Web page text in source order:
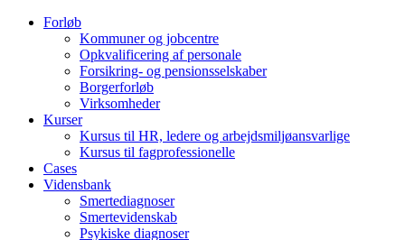
Forløb
Kommuner og jobcentre
Opkvalificering af personale
Forsikring- og pensionsselskaber
Borgerforløb
Virksomheder
Kurser
Kursus til HR, ledere og arbejdsmiljøansvarlige
Kursus til fagprofessionelle
Cases
Vidensbank
Smertediagnoser
Smertevidenskab
Psykiske diagnoser